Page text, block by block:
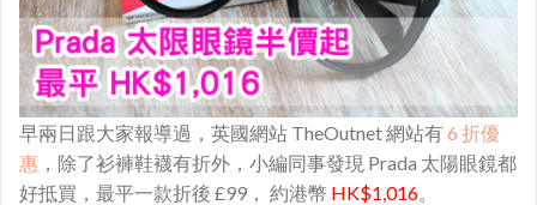
早兩日跟大家報導過，英國網站 TheOutnet 網站有6 折優
惠 ，除了衫褲鞋襪有折外，小編同事發現 Prada 太陽眼鏡都
好抵買，最平一款折後 £99， 約港幣 HK$1,016